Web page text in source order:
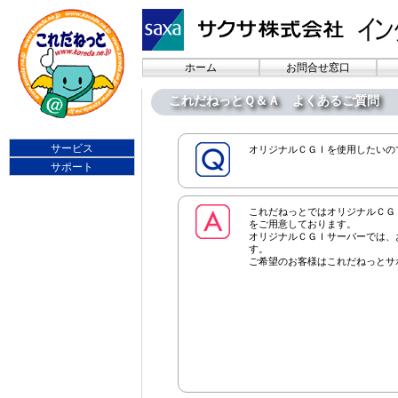
ホーム お問合せ窓口
これだねっとＱ＆Ａ よくあるご質問
オリジナルＣＧＩを使用したい
これだねっとではオリジナルＣ
をご用意しております。
オリジナルＣＧＩサーバーでは
す。
ご希望のお客様はこれだねっと
サービス
サポート